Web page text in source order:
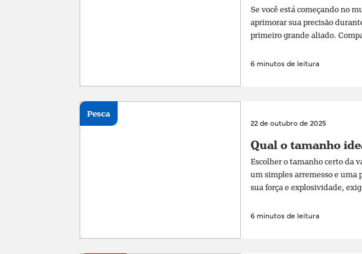
Se você está começando no
aprimorar sua precisão
primeiro grande aliado.
6 minutos de leitura
22 de outubro de 2025
Qual o tamanho
Escolher o tamanho certo da
um simples arremesso e uma
sua força e explosividade,
6 minutos de leitura
Pesca